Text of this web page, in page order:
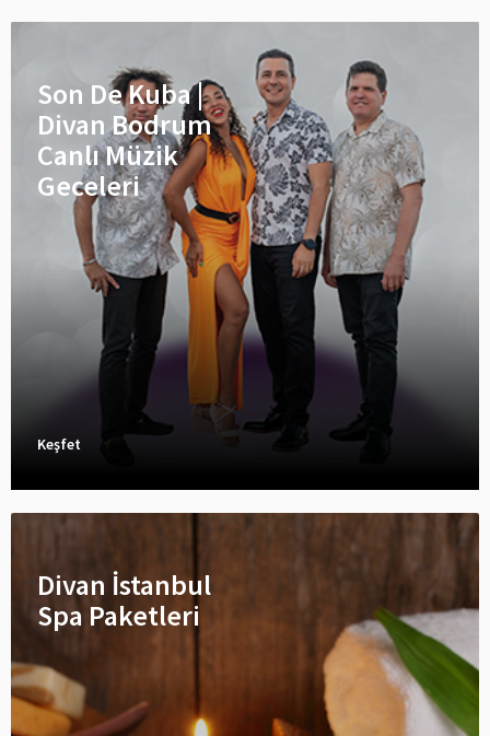
Son De Kuba |
Divan Bodrum
Canlı Müzik
Geceleri
Keşfet
Divan İstanbul
Spa Paketleri